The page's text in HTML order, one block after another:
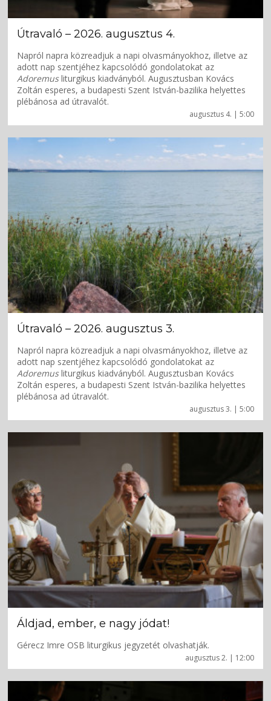
augusztus 4. | 5:00
Útravaló – 2026. augusztus 4.
Napról napra közreadjuk a napi olvasmányokhoz, illetve az
adott nap szentjéhez kapcsolódó gondolatokat az
Adoremusliturgikus kiadványból. Augusztusban Kovács
Zoltán esperes, a budapesti Szent István-bazilika helyettes
plébánosa ad útravalót.
augusztus 3. | 5:00
Útravaló – 2026. augusztus 3.
Napról napra közreadjuk a napi olvasmányokhoz, illetve az
adott nap szentjéhez kapcsolódó gondolatokat az
Adoremusliturgikus kiadványból. Augusztusban Kovács
Zoltán esperes, a budapesti Szent István-bazilika helyettes
plébánosa ad útravalót.
augusztus 2. | 12:00
Áldjad, ember, e nagy jódat!
Gérecz Imre OSB liturgikus jegyzetét olvashatják.